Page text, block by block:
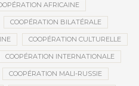
AFRICAINE
COOPÉRATION BILATÉRALE
COOPÉRATION CULTURELLE
COOPÉRATION INTERNATIONALE
COOPÉRATION MALI-RUSSIE